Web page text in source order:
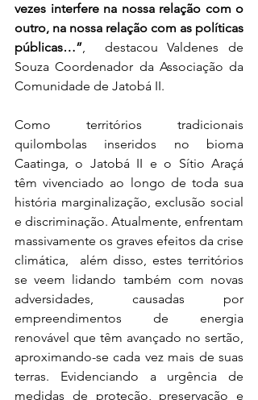
vezes interfere na nossa relação com o
outro, na nossa relação com as políticas
públicas…”,  destacou Valdenes de
Souza Coordenador da Associação da
Comunidade de Jatobá II.
Como territórios tradicionais
quilombolas inseridos no bioma
Caatinga, o Jatobá II e o Sítio Araçá
têm vivenciado ao longo de toda sua
história marginalização, exclusão social
e discriminação. Atualmente, enfrentam
massivamente os graves efeitos da crise
climática,  além disso, estes territórios
se veem lidando também com novas
adversidades, causadas por
empreendimentos de energia
renovável que têm avançado no sertão,
aproximando-se cada vez mais de suas
terras. Evidenciando a urgência de
medidas de proteção, preservação e